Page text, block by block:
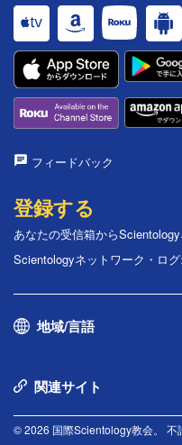
フィードバック
登録する
あなたの受信箱から
Scientologyネットワーク・ロ
地域/言語
関連サイト
© 2026 国際Scientology教会。 不